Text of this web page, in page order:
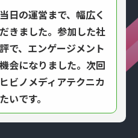
日の運営まで、幅広く
きました。参加した社
で、エンゲージメント
会になりました。次回
ビノメディアテクニカ
いです。